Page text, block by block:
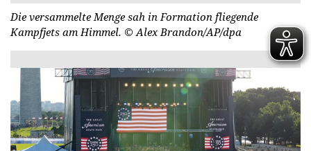
Die versammelte Menge sah in Formation fliegende
Kampfjets am Himmel. © Alex Brandon/AP/dpa